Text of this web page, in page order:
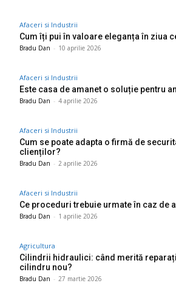
Afaceri si Industrii
Cum îți pui în valoare eleganța în ziua
Bradu Dan - 10 aprilie 2026
Afaceri si Industrii
Este casa de amanet o soluție pentru
Bradu Dan - 4 aprilie 2026
Afaceri si Industrii
Cum se poate adapta o firmă de
clienților?
Bradu Dan - 2 aprilie 2026
Afaceri si Industrii
Ce proceduri trebuie urmate în caz de
Bradu Dan - 1 aprilie 2026
Agricultura
Cilindrii hidraulici: când merită
cilindru nou?
Bradu Dan - 27 martie 2026